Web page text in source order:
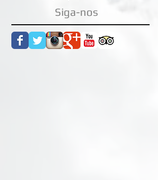
Siga-nos